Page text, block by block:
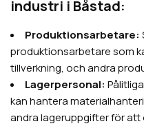
industri i Båstad:
Produktionsarbetare:
produktionsarbetare som
tillverkning, och andra
Lagerpersonal:
kan hantera
andra lageruppgifter för